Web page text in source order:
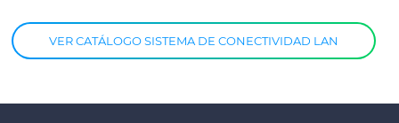
VER CATÁLOGO SISTEMA DE CONECTIVIDAD LAN